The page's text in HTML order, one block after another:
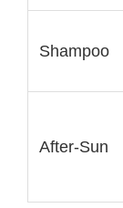
Shampoo
After-Sun